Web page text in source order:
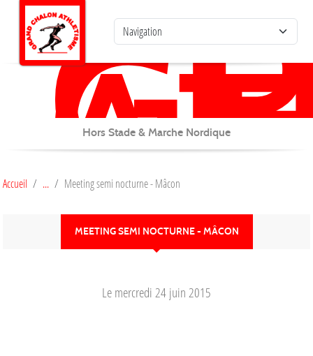
Hors Stade & Marche Nordique
Accueil Meeting semi nocturne - Mâcon
MEETING SEMI NOCTURNE - MÂCON
Le mercredi 24 juin 2015
Panneau de gestion des cookies